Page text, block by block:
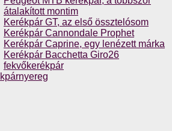
átalakított montim
Kerékpár GT, az első össztelósom
Kerékpár Cannondale Prophet
Kerékpár Caprine, egy lenézett márka
Kerékpár Bacchetta Giro26
fekvőkerékpár